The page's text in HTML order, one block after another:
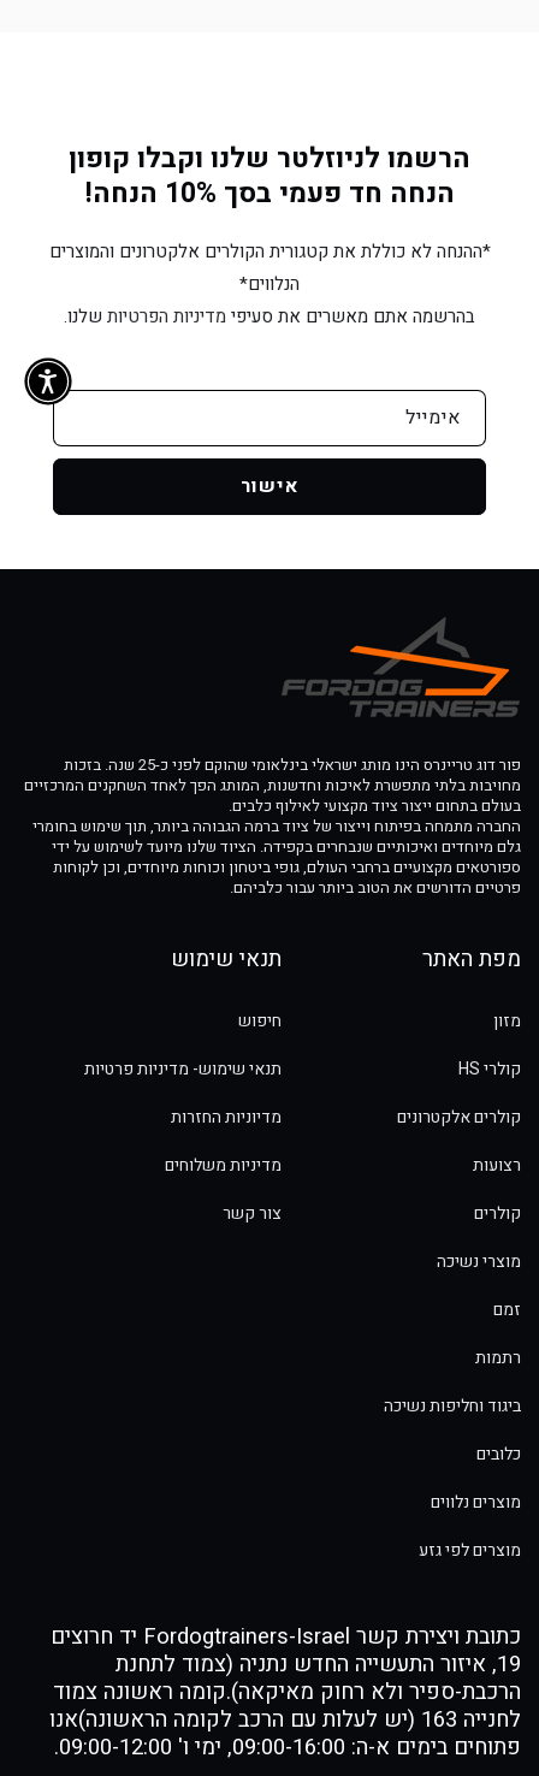
הרשמו לניוזלטר שלנו וקבלו קופון
הנחה חד פעמי בסך 10% הנחה!
*ההנחה לא כוללת את קטגורית הקולרים אלקטרונים והמוצרים
הנלווים*
בהרשמה אתם מאשרים את סעיפי מדיניות הפרטיות שלנו.
אימייל
אישור
פור דוג טריינרס הינו מותג ישראלי בינלאומי שהוקם לפני כ-25 שנה. בזכות
מחויבות בלתי מתפשרת לאיכות וחדשנות, המותג הפך לאחד השחקנים המרכזיים
בעולם בתחום ייצור ציוד מקצועי לאילוף כלבים.
החברה מתמחה בפיתוח וייצור של ציוד ברמה הגבוהה ביותר, תוך שימוש בחומרי
גלם מיוחדים ואיכותיים שנבחרים בקפידה. הציוד שלנו מיועד לשימוש על ידי
ספורטאים מקצועיים ברחבי העולם, גופי ביטחון וכוחות מיוחדים, וכן לקוחות
פרטיים הדורשים את הטוב ביותר עבור כלביהם.
מפת האתר
מזון
קולרי HS
קולרים אלקטרונים
רצועות
קולרים
מוצרי נשיכה
זמם
רתמות
ביגוד וחליפות נשיכה
כלובים
מוצרים נלווים
מוצרים לפי גזע
תנאי שימוש
חיפוש
תנאי שימוש- מדיניות פרטיות
מדיוניות החזרות
מדיניות משלוחים
צור קשר
כתובת ויצירת קשר Fordogtrainers-Israel יד חרוצים
19, איזור התעשייה החדש נתניה (צמוד לתחנת
הרכבת-ספיר ולא רחוק מאיקאה).קומה ראשונה צמוד
לחנייה 163 (יש לעלות עם הרכב לקומה הראשונה)אנו
פתוחים בימים א-ה: 09:00-16:00, ימי ו' 09:00-12:00.